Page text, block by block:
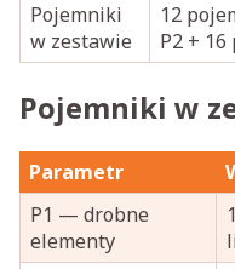
Pojemniki
w zestawie
12
P2 + 16
Pojemniki w
Parametr
P1 — drobne
elementy